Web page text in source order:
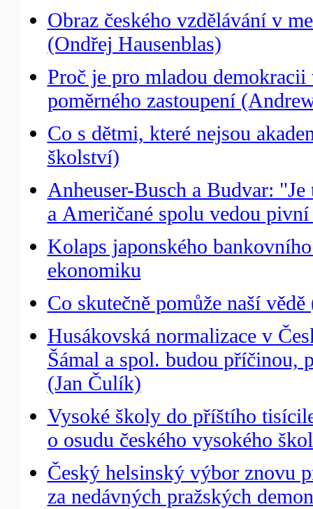
Obraz českého vzdělávání v
(Ondřej Hausenblas)
Proč je pro mladou
poměrného zastoupení
Co s dětmi, které nejsou
školství)
Anheuser-Busch a Budvar:
a Američané spolu vedou
Kolaps japonského
ekonomiku
Co skutečně pomůže naší
Husákovská normalizace v
Šámal a spol. budou příčinou,
(Jan Čulík)
Vysoké školy do příštího
o osudu českého vysokého
Český helsinský výbor znovu
za nedávných pražských